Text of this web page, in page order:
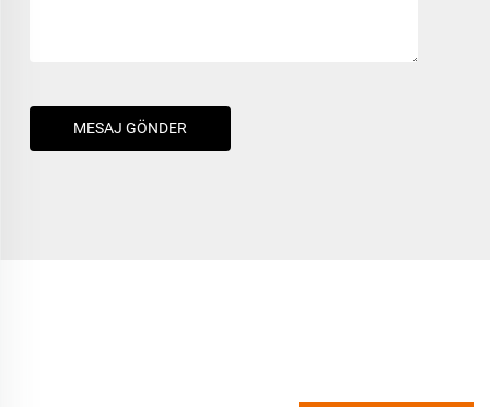
MESAJ GÖNDER